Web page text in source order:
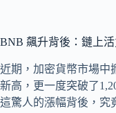
BNB 飆升背後：鏈上
近期，加密貨幣市場中
新高，更一度突破了
這驚人的漲幅背後，究